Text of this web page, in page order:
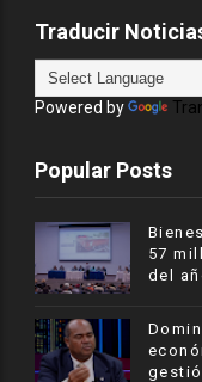
Traducir
Powered by
Popular Posts
57
del